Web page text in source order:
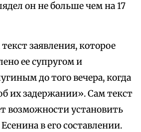
он не больше чем на 17
заявления, которое
ее супругом и
до того вечера, когда
их задержании». Сам текст
возможности установить
в его составлении.